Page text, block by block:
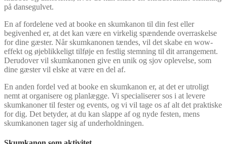
på dansegulvet.
En af fordelene ved at booke en skumkanon til din fest eller
begivenhed er, at det kan være en virkelig spændende overraskelse
for dine gæster. Når skumkanonen tændes, vil det skabe en wow-
effekt og øjeblikkeligt tilføje en festlig stemning til dit arrangement.
Derudover vil skumkanonen give en unik og sjov oplevelse, som
dine gæster vil elske at være en del af.
En anden fordel ved at booke en skumkanon er, at det er utroligt
nemt at organisere og planlægge. Vi specialiserer sos i at levere
skumkanoner til fester og events, og vi vil tage os af alt det praktiske
for dig. Det betyder, at du kan slappe af og nyde festen, mens
skumkanonen tager sig af underholdningen.